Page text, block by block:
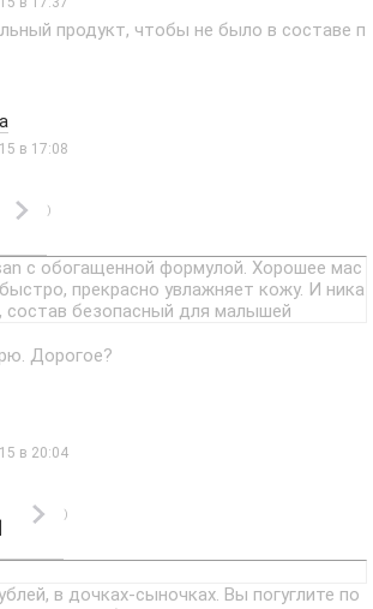
продукт, чтобы не было в составе п
в 17:08
)
с обогащенной формулой. Хорошее мас
прекрасно увлажняет кожу. И ника
состав безопасный для малышей
Дорогое?
в 20:04
)
в дочках-сыночках. Вы погуглите по